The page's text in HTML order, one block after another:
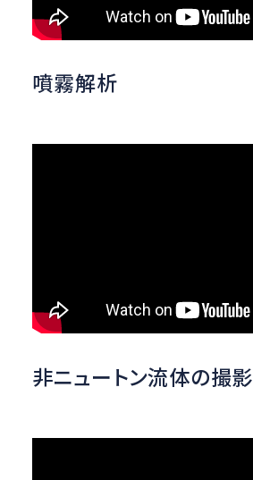
噴霧解析
非ニュートン流体の撮影